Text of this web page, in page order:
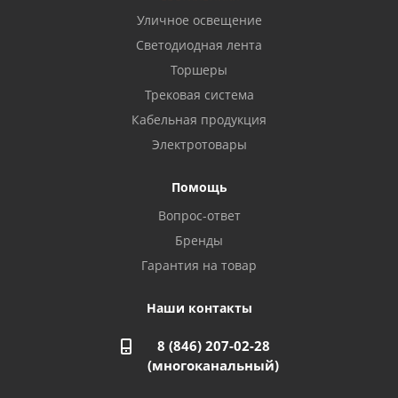
Балаково, ул. Комарова, 55
Октябрьский, ул. Свердлова, 28
Азнакаево, ул. Булгар, 2. ТЦ "Акчарлак"
Стерлитамак, ул. Вокзальная, 13
Магнитогорск, ул. Труда, 14
Уличное освещение
Светодиодная лента
Торшеры
Трековая система
Кабельная продукция
Электротовары
Помощь
Вопрос-ответ
Бренды
Гарантия на товар
Наши контакты
8 (846) 207-02-28
(многоканальный)